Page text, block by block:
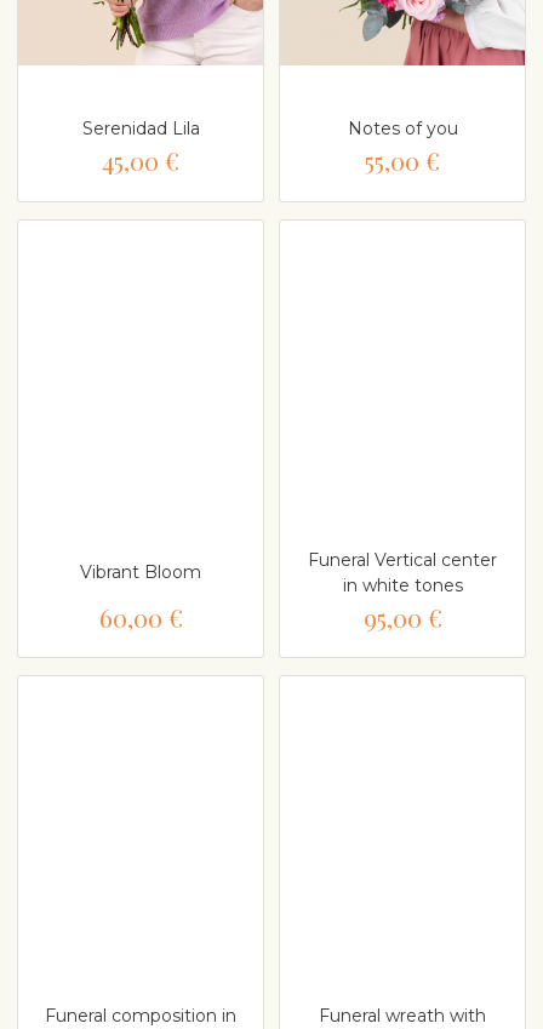
Serenidad Lila
45,00 €
Notes of you
55,00 €
Vibrant Bloom
60,00 €
Funeral Vertical center
in white tones
95,00 €
Funeral composition in
Funeral wreath with